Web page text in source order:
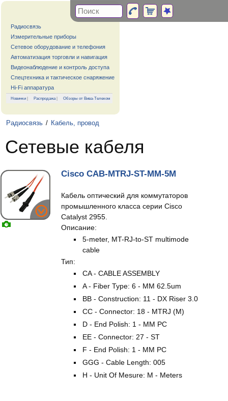
Радиосвязь
Измерительные приборы
Сетевое оборудование и телефония
Автоматизация торговли и навигация
Видеонаблюдение и контроль доступа
Спецтехника и тактическое снаряжение
Hi-Fi аппаратура
Новинки | Распродажа| Обзоры от Вива-Телеком
Радиосвязь / Кабель, провод
Сетевые кабеля
Cisco CAB-MTRJ-ST-MM-5M
Кабель оптический для коммутаторов
промышленного класса серии Cisco
Catalyst 2955.
Описание:
5-meter, MT-RJ-to-ST multimode
cable
Тип:
CA - CABLE ASSEMBLY
A - Fiber Type: 6 - MM 62.5um
BB - Construction: 11 - DX Riser 3.0
CC - Connector: 18 - MTRJ (M)
D - End Polish: 1 - MM PC
EE - Connector: 27 - ST
F - End Polish: 1 - MM PC
GGG - Cable Length: 005
H - Unit Of Mesure: M - Meters